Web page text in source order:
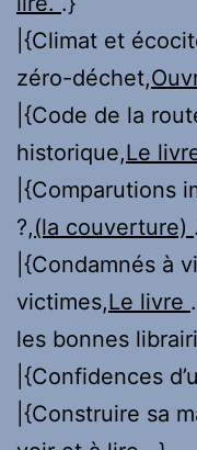
|{Climat et
zéro-déchet,
|{Code de la
historique,Le
|{Comparutions
?,(la couverture)
|{Condamnés à
victimes,Le livre
les bonnes
|{Confidences
|{Construire sa